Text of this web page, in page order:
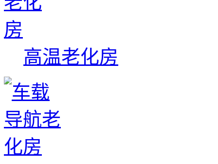
高温老化房